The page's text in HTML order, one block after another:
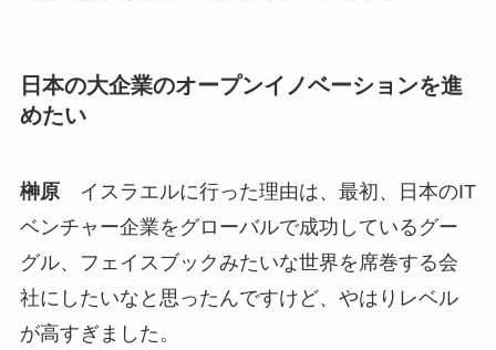
日本の大企業のオープンイノベーションを進
めたい
榊原イスラエルに行った理由は、最初、日本のIT
ベンチャー企業をグローバルで成功しているグー
グル、フェイスブックみたいな世界を席巻する会
社にしたいなと思ったんですけど、やはりレベル
が高すぎました。